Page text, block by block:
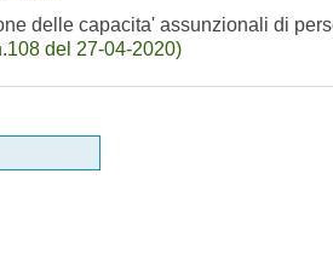
delle capacita' assunzionali di
del 27-04-2020)